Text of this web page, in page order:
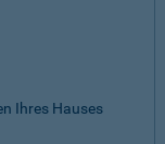
Ihres Hauses